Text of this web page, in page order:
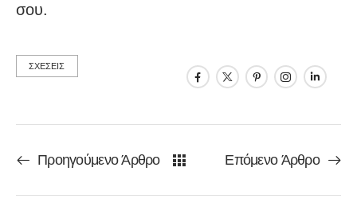
σου.
ΣΧΕΣΕΙΣ
Προηγούμενο Άρθρο Επόμενο Άρθρο